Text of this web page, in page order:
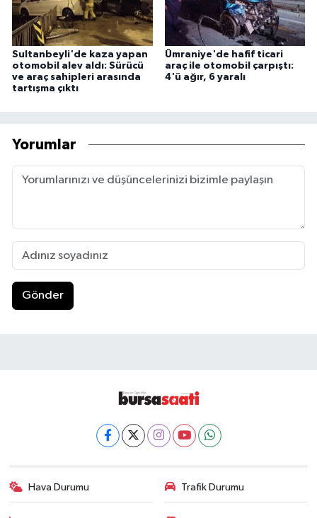
Sultanbeyli'de kaza yapan
otomobil alev aldı: Sürücü
ve araç sahipleri arasında
tartışma çıktı
Ümraniye'de hafif ticari
araç ile otomobil çarpıştı:
4'ü ağır, 6 yaralı
Yorumlar
Gönder
Hava Durumu Trafik Durumu